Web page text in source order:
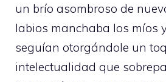
un brío asombroso de
labios manchaba los míos
seguían otorgándole un
intelectualidad que